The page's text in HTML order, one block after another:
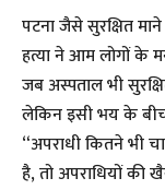
पटना जैसे सुरक्षित
हत्या ने आम लोगों के
जब अस्पताल भी
लेकिन इसी भय के
“अपराधी कितने भी
है, तो अपराधियों की